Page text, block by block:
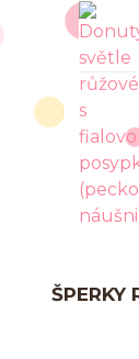
ŠPERKY